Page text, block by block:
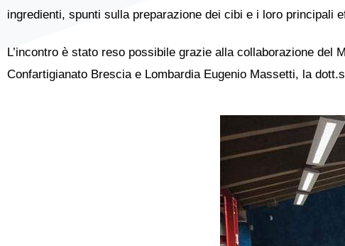
ingredienti, spunti sulla preparazione dei cibi e i loro principali
L’incontro è stato reso possibile grazie alla collaborazione del
Confartigianato Brescia e Lombardia Eugenio Massetti, la